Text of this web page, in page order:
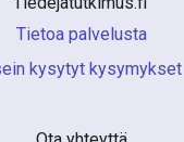
Tietoa palvelusta
kysytyt kysymykset